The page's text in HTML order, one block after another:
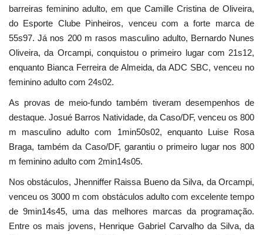
barreiras feminino adulto, em que Camille Cristina de Oliveira,
do Esporte Clube Pinheiros, venceu com a forte marca de
55s97. Já nos 200 m rasos masculino adulto, Bernardo Nunes
Oliveira, da Orcampi, conquistou o primeiro lugar com 21s12,
enquanto Bianca Ferreira de Almeida, da ADC SBC, venceu no
feminino adulto com 24s02.
As provas de meio-fundo também tiveram desempenhos de
destaque. Josué Barros Natividade, da Caso/DF, venceu os 800
m masculino adulto com 1min50s02, enquanto Luise Rosa
Braga, também da Caso/DF, garantiu o primeiro lugar nos 800
m feminino adulto com 2min14s05.
Nos obstáculos, Jhenniffer Raissa Bueno da Silva, da Orcampi,
venceu os 3000 m com obstáculos adulto com excelente tempo
de 9min14s45, uma das melhores marcas da programação.
Entre os mais jovens, Henrique Gabriel Carvalho da Silva, da